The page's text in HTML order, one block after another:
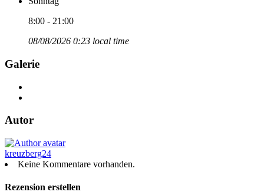
8:00 - 21:00
08/08/2026 0:23 local time
Galerie
Autor
kreuzberg24
Keine Kommentare vorhanden.
Rezension erstellen